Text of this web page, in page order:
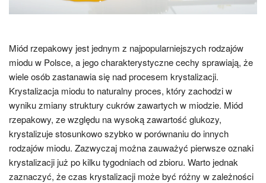
Miód rzepakowy jest jednym z najpopularniejszych rodzajów
miodu w Polsce, a jego charakterystyczne cechy sprawiają, że
wiele osób zastanawia się nad procesem krystalizacji.
Krystalizacja miodu to naturalny proces, który zachodzi w
wyniku zmiany struktury cukrów zawartych w miodzie. Miód
rzepakowy, ze względu na wysoką zawartość glukozy,
krystalizuje stosunkowo szybko w porównaniu do innych
rodzajów miodu. Zazwyczaj można zauważyć pierwsze oznaki
krystalizacji już po kilku tygodniach od zbioru. Warto jednak
zaznaczyć, że czas krystalizacji może być różny w zależności